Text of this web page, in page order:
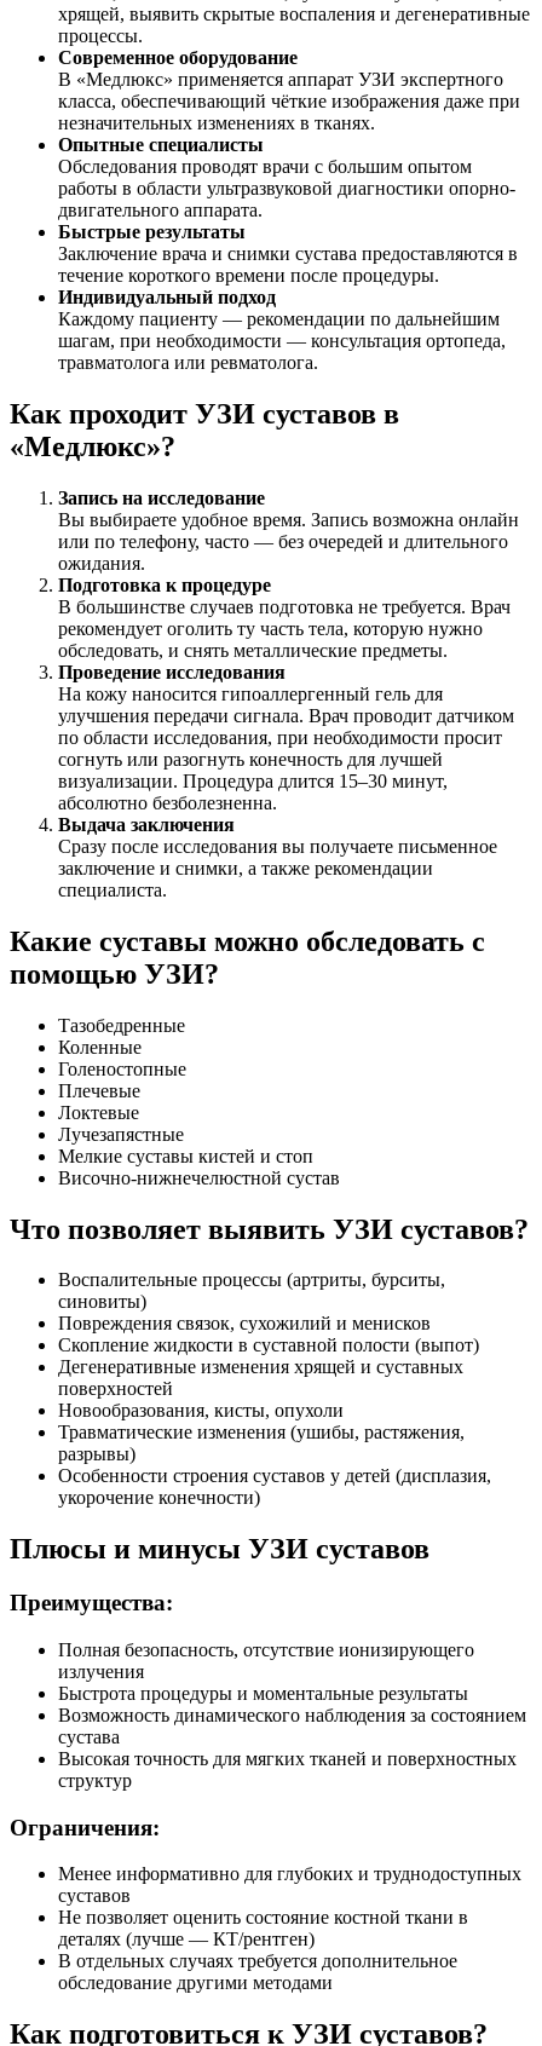
хрящей, выявить скрытые воспаления и дегенеративные
процессы.
Современное оборудование
В «Медлюкс» применяется аппарат УЗИ экспертного
класса, обеспечивающий чёткие изображения даже при
незначительных изменениях в тканях.
Опытные специалисты
Обследования проводят врачи с большим опытом
работы в области ультразвуковой диагностики опорно-
двигательного аппарата.
Быстрые результаты
Заключение врача и снимки сустава предоставляются в
течение короткого времени после процедуры.
Индивидуальный подход
Каждому пациенту — рекомендации по дальнейшим
шагам, при необходимости — консультация ортопеда,
травматолога или ревматолога.
Как проходит УЗИ суставов в
«Медлюкс»?
Запись на исследование
Вы выбираете удобное время. Запись возможна онлайн
или по телефону, часто — без очередей и длительного
ожидания.
Подготовка к процедуре
В большинстве случаев подготовка не требуется. Врач
рекомендует оголить ту часть тела, которую нужно
обследовать, и снять металлические предметы.
Проведение исследования
На кожу наносится гипоаллергенный гель для
улучшения передачи сигнала. Врач проводит датчиком
по области исследования, при необходимости просит
согнуть или разогнуть конечность для лучшей
визуализации. Процедура длится 15–30 минут,
абсолютно безболезненна.
Выдача заключения
Сразу после исследования вы получаете письменное
заключение и снимки, а также рекомендации
специалиста.
Какие суставы можно обследовать с
помощью УЗИ?
Тазобедренные
Коленные
Голеностопные
Плечевые
Локтевые
Лучезапястные
Мелкие суставы кистей и стоп
Височно-нижнечелюстной сустав
Что позволяет выявить УЗИ суставов?
Воспалительные процессы (артриты, бурситы,
синовиты)
Повреждения связок, сухожилий и менисков
Скопление жидкости в суставной полости (выпот)
Дегенеративные изменения хрящей и суставных
поверхностей
Новообразования, кисты, опухоли
Травматические изменения (ушибы, растяжения,
разрывы)
Особенности строения суставов у детей (дисплазия,
укорочение конечности)
Плюсы и минусы УЗИ суставов
Преимущества:
Полная безопасность, отсутствие ионизирующего
излучения
Быстрота процедуры и моментальные результаты
Возможность динамического наблюдения за состоянием
сустава
Высокая точность для мягких тканей и поверхностных
структур
Ограничения:
Менее информативно для глубоких и труднодоступных
суставов
Не позволяет оценить состояние костной ткани в
деталях (лучше — КТ/рентген)
В отдельных случаях требуется дополнительное
обследование другими методами
Как подготовиться к УЗИ суставов?